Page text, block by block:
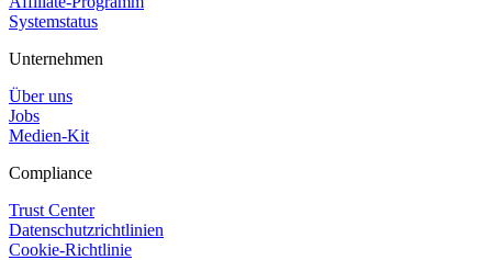
Systemstatus
Unternehmen
Über uns
Jobs
Medien-Kit
Compliance
Trust Center
Datenschutzrichtlinien
Cookie-Richtlinie